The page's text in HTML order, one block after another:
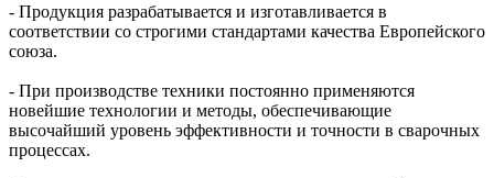
- Продукция разрабатывается и изготавливается в
соответствии со строгими стандартами качества Европейского
союза.
- При производстве техники постоянно применяются
новейшие технологии и методы, обеспечивающие
высочайший уровень эффективности и точности в сварочных
процессах.